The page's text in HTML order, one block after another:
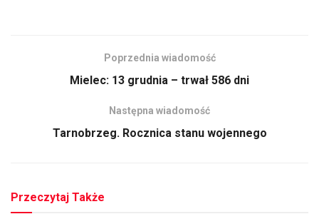
Poprzednia wiadomość
Mielec: 13 grudnia – trwał 586 dni
Następna wiadomość
Tarnobrzeg. Rocznica stanu wojennego
Przeczytaj Także